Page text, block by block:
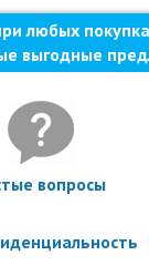
любых
выгодные
вопросы